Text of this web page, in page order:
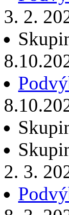
3. 2.
2. 3.